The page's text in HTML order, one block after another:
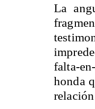
La
falta-
honda